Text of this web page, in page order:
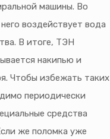
машины. Во
воздействует вода
В итоге, ТЭН
накипью и
Чтобы избежать таких
периодически
средства
же поломка уже